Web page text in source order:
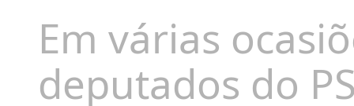
Em várias
deputados do